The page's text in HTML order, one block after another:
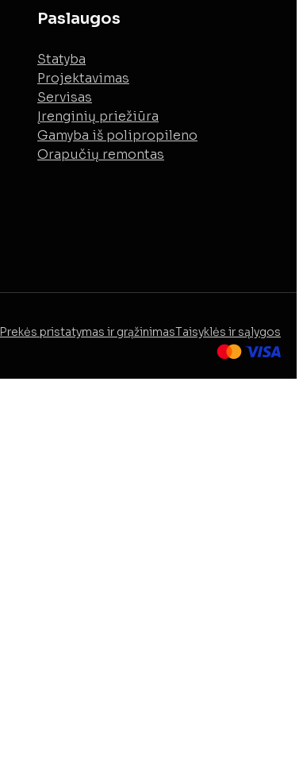
Paslaugos
Statyba
Projektavimas
Servisas
Įrenginių priežiūra
Gamyba iš polipropileno
Orapučių remontas
Prekės pristatymas ir grąžinimasTaisyklės ir sąlygos